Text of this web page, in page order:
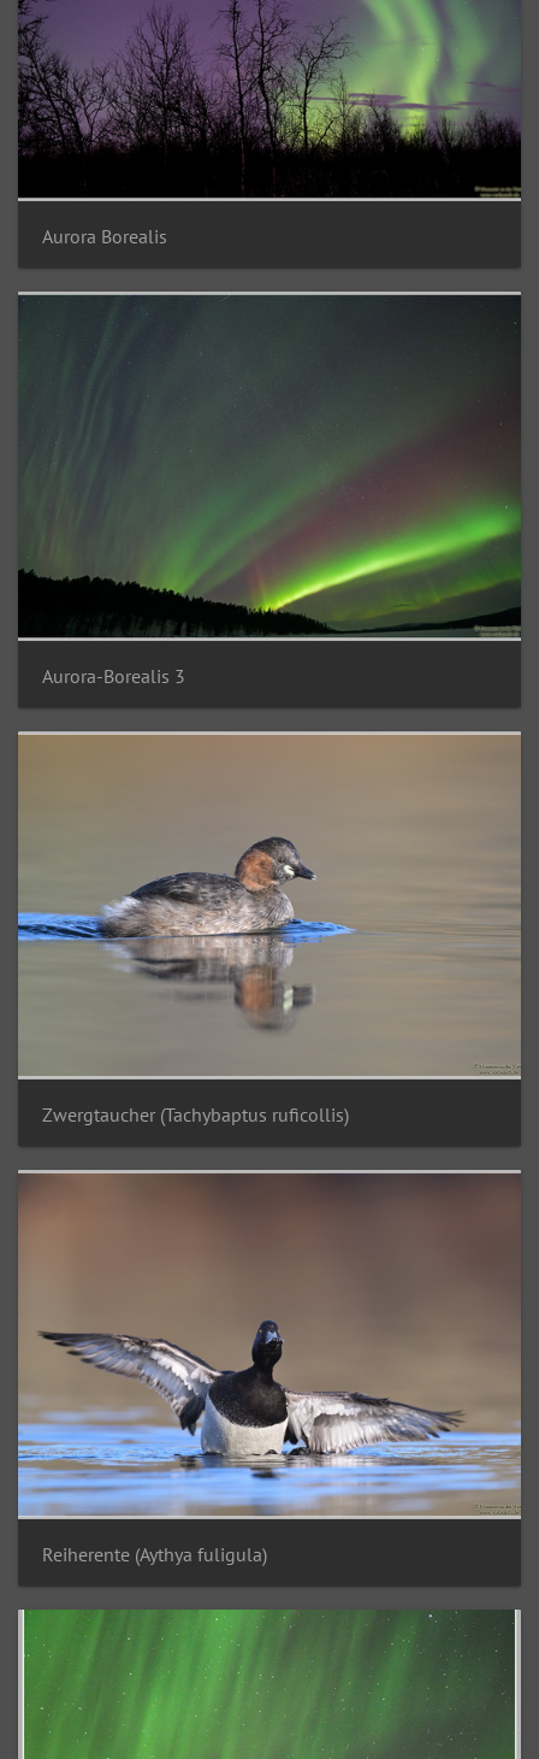
Aurora Borealis
Aurora-Borealis 3
Zwergtaucher (Tachybaptus ruficollis)
Reiherente (Aythya fuligula)